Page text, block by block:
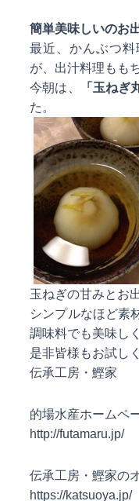
簡単美味しいのお
最近、かんぶつ
が、出汁料理もも
今朝は、
「玉ねぎ
た。
玉ねぎの甘みとお
シンプルなほど素
調味料でも美味し
是非皆様もお試し
伝承工房・鰹家
的場水産ホームペ
http://futamaru.jp/
伝承工房・鰹家の
https://katsuoya.jp/